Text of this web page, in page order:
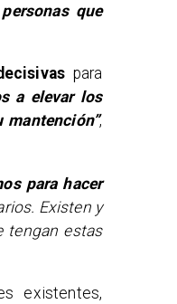
que
para
a elevar los
,
para hacer
Existen y
tengan estas
existentes,